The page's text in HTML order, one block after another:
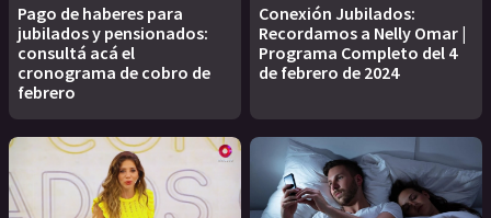
Pago de haberes para
jubilados y pensionados:
consultá acá el
cronograma de cobro de
febrero
Conexión Jubilados:
Recordamos a Nelly Omar |
Programa Completo del 4
de febrero de 2024